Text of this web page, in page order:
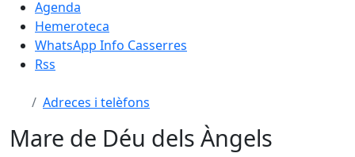
Agenda
Hemeroteca
WhatsApp Info Casserres
Rss
Adreces i telèfons
Mare de Déu dels Àngels